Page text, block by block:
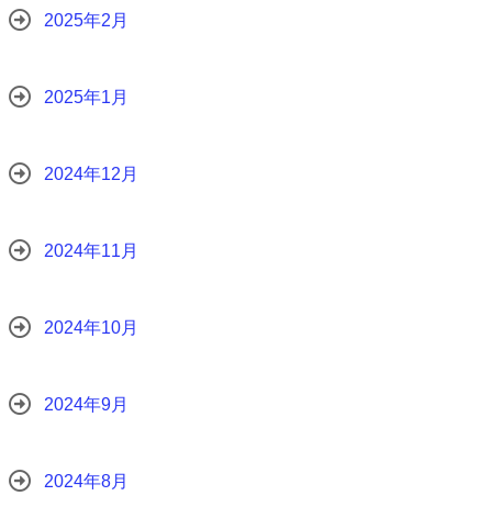
2025年2月
2025年1月
2024年12月
2024年11月
2024年10月
2024年9月
2024年8月